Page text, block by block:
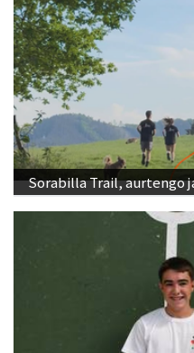
Sorabilla Trail, aurtengo